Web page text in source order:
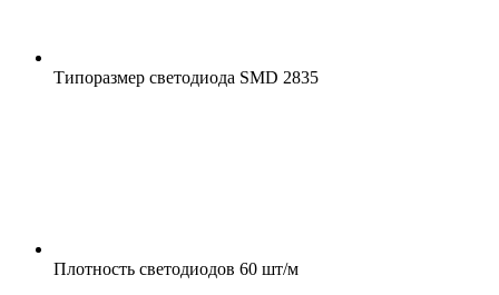
Типоразмер светодиода SMD 2835
Плотность светодиодов 60 шт/м